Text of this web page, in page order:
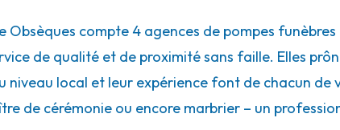
Obsèques compte 4 agences de pompes
de qualité et de proximité sans faille. Elles
niveau local et leur expérience font de chacun
de cérémonie ou encore marbrier – un